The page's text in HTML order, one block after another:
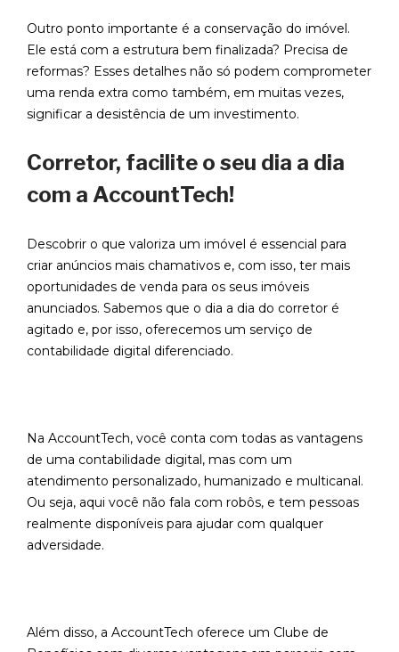
Outro ponto importante é a conservação do imóvel.
Ele está com a estrutura bem finalizada? Precisa de
reformas? Esses detalhes não só podem comprometer
uma renda extra como também, em muitas vezes,
significar a desistência de um investimento.
Corretor, facilite o seu dia a dia
com a AccountTech!
Descobrir o que valoriza um imóvel é essencial para
criar anúncios mais chamativos e, com isso, ter mais
oportunidades de venda para os seus imóveis
anunciados. Sabemos que o dia a dia do corretor é
agitado e, por isso, oferecemos um serviço de
contabilidade digital diferenciado.
Na AccountTech, você conta com todas as vantagens
de uma contabilidade digital, mas com um
atendimento personalizado, humanizado e multicanal.
Ou seja, aqui você não fala com robôs, e tem pessoas
realmente disponíveis para ajudar com qualquer
adversidade.
Além disso, a AccountTech oferece um Clube de